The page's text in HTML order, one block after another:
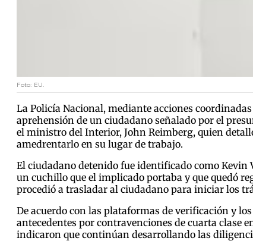
Foto: EU.
La Policía Nacional, mediante acciones
aprehensión de un ciudadano señalado por el
el ministro del Interior, John Reimberg, quien
amedrentarlo en su lugar de trabajo.
El ciudadano detenido fue identificado como
un cuchillo que el implicado portaba y que quedó
procedió a trasladar al ciudadano para iniciar los
De acuerdo con las plataformas de verificación y
antecedentes por contravenciones de cuarta clase
indicaron que continúan desarrollando las